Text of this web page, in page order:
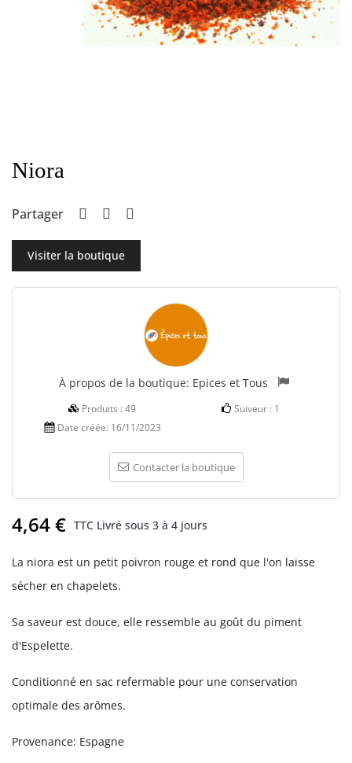
Niora
Partager
Visiter la boutique
À propos de la boutique: Epices et Tous
Produits : 49 Suiveur : 1
Date créée: 16/11/2023
Contacter la boutique
4,64 € TTC Livré sous 3 à 4 jours
La niora est un petit poivron rouge et rond que l'on laisse
sécher en chapelets.
Sa saveur est douce, elle ressemble au goût du piment
d'Espelette.
Conditionné en sac refermable pour une conservation
optimale des arômes.
Provenance: Espagne